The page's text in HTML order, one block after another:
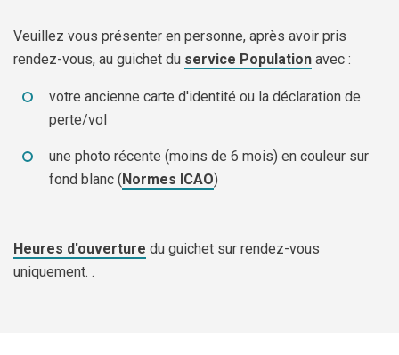
Commerçant
En situation de handicap
Investisseur
Jeune
Journaliste
Nouvel habitant
Parent
Services communaux
Agenda
Enquêtes publiques
Location de salles
Offres d'emploi
Règlements communaux
Objets trouvés
Veuillez vous présenter en personne, après avoir pris
rendez-vous, au guichet du service Population avec :
votre ancienne carte d'identité ou la déclaration de
perte/vol
une photo récente (moins de 6 mois) en couleur sur
fond blanc (Normes ICAO)
Heures d'ouverture du guichet sur rendez-vous
uniquement. .